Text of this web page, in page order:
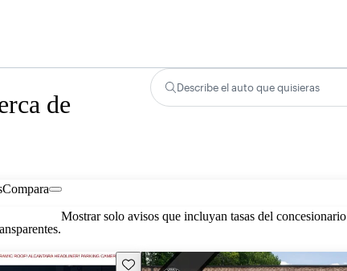
de
Describe el auto que quisieras
Compara
Mostrar solo avisos que incluyan tasas del concesionario
Guarda este Aviso